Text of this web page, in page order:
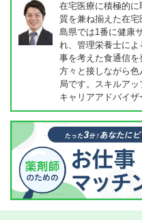
在宅医療に積極的に
質を兼ね揃えた在
島県では1番に健康
れ、管理栄養士に
事を考えた食通信
方々と接しながら
局です。スキルアッ
キャリアアドバイ